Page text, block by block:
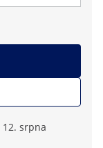
srpna